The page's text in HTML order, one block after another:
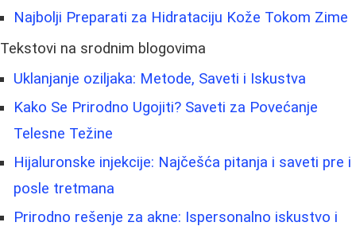
Najbolji Preparati za Hidrataciju Kože Tokom Zime
Tekstovi na srodnim blogovima
Uklanjanje oziljaka: Metode, Saveti i Iskustva
Kako Se Prirodno Ugojiti? Saveti za Povećanje
Telesne Težine
Hijaluronske injekcije: Najčešća pitanja i saveti pre i
posle tretmana
Prirodno rešenje za akne: Ispersonalno iskustvo i